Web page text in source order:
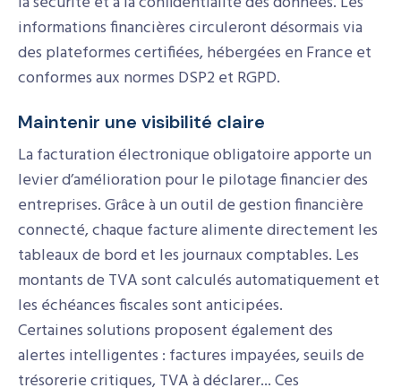
informations financières circuleront désormais via
des plateformes certifiées, hébergées en France et
conformes aux normes DSP2 et RGPD.
Maintenir une visibilité claire
La facturation électronique obligatoire apporte un
levier d’amélioration pour le pilotage financier des
entreprises. Grâce à un outil de gestion financière
connecté, chaque facture alimente directement les
tableaux de bord et les journaux comptables. Les
montants de TVA sont calculés automatiquement et
les échéances fiscales sont anticipées.
Certaines solutions proposent également des
alertes intelligentes : factures impayées, seuils de
trésorerie critiques, TVA à déclarer... Ces